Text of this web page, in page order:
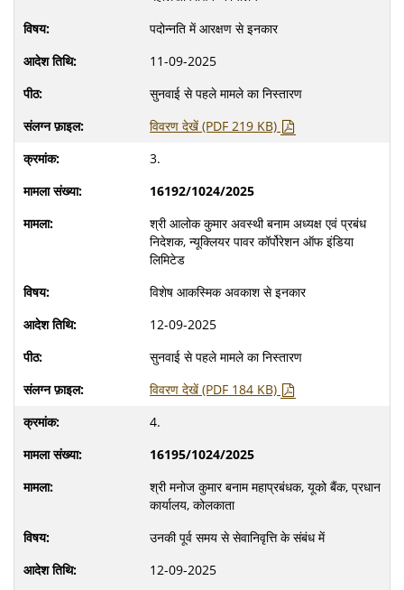
पदोन्नति में आरक्षण से इनकार
11-09-2025
सुनवाई से पहले मामले का निस्तारण
विवरण देखें (PDF 219 KB)
3.
16192/1024/2025
श्री आलोक कुमार अवस्थी बनाम अध्यक्ष एवं प्रबंध
निदेशक, न्यूक्लियर पावर कॉर्पोरेशन ऑफ इंडिया
लिमिटेड
विशेष आकस्मिक अवकाश से इनकार
12-09-2025
सुनवाई से पहले मामले का निस्तारण
विवरण देखें (PDF 184 KB)
4.
16195/1024/2025
श्री मनोज कुमार बनाम महाप्रबंधक, यूको बैंक, प्रधान
कार्यालय, कोलकाता
उनकी पूर्व समय से सेवानिवृत्ति के संबंध में
12-09-2025